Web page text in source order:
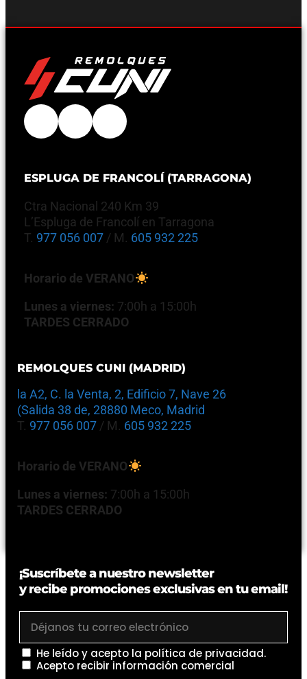
ESPLUGA DE FRANCOLÍ (TARRAGONA)
Ctra Nacional 240 Km 39
L’Espluga de Francolí en Tarragona
T. 977 056 007 / M. 605 932 225
Horario de VERANO
Lunes a viernes: 7:00h a 15:00h
TARDES CERRADO
REMOLQUES CUNI (MADRID)
la A2, C. la Venta, 2, Edificio 7, Nave 26
(Salida 38 de, 28880 Meco, Madrid
T. 977 056 007 / M. 605 932 225
Horario de VERANO
Lunes a viernes: 7:00h a 15:00h
TARDES CERRADO
¡Suscríbete a nuestro newsletter
y recibe promociones exclusivas en tu email!
He leído y acepto la política de privacidad.
Acepto recibir información comercial